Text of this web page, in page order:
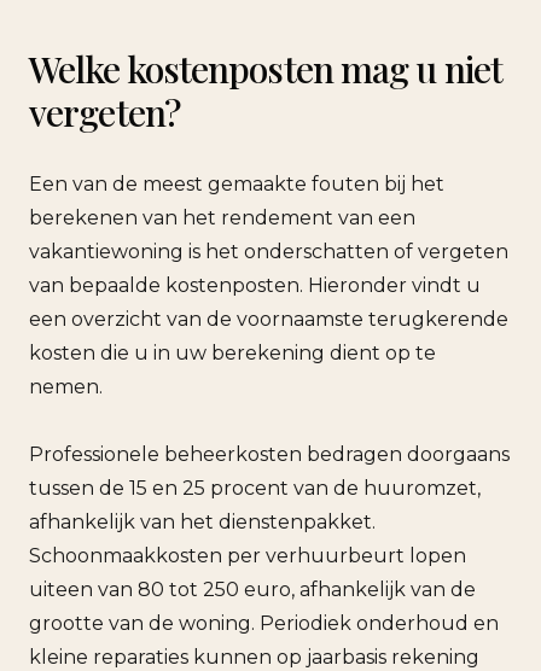
Welke kostenposten mag u niet
vergeten?
Een van de meest gemaakte fouten bij het
berekenen van het rendement van een
vakantiewoning is het onderschatten of vergeten
van bepaalde kostenposten. Hieronder vindt u
een overzicht van de voornaamste terugkerende
kosten die u in uw berekening dient op te
nemen.
Professionele beheerkosten bedragen doorgaans
tussen de 15 en 25 procent van de huuromzet,
afhankelijk van het dienstenpakket.
Schoonmaakkosten per verhuurbeurt lopen
uiteen van 80 tot 250 euro, afhankelijk van de
grootte van de woning. Periodiek onderhoud en
kleine reparaties kunnen op jaarbasis rekening